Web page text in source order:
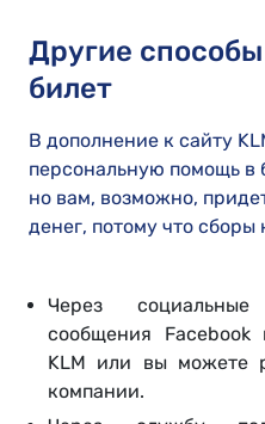
Другие
билет
В дополнение к сайту
персональную помощь в
но вам, возможно,
денег, потому что
Через
сообщения
KLM или вы можете
компании.